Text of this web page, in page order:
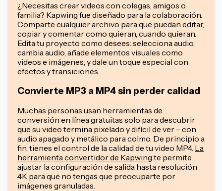
¿Necesitas crear videos con colegas, amigos o
familia? Kapwing fue diseñado para la colaboración.
Comparte cualquier archivo para que puedan editar,
copiar y comentar como quieran, cuando quieran.
Edita tu proyecto como desees: selecciona audio,
cambia audio, añade elementos visuales como
videos e imágenes, y dale un toque especial con
efectos y transiciones.
Convierte MP3 a MP4 sin perder calidad
Muchas personas usan herramientas de
conversión en línea gratuitas solo para descubrir
que su video termina pixelado y difícil de ver – con
audio apagado y metálico para colmo. De principio a
fin, tienes el control de la calidad de tu video MP4. La
herramienta convertidor de Kapwing te permite
ajustar la configuración de salida hasta resolución
4K para que no tengas que preocuparte por
imágenes granuladas.